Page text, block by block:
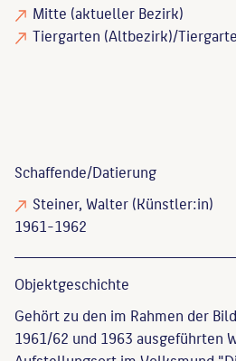
Mitte (aktueller Bezirk)
Tiergarten (Altbezirk)/
Schaffende/Datierung
Steiner, Walter(Künstler:in)
1961-1962
Objekt­geschichte
Gehört zu den im Rahmen der
1961/62 und 1963 ausgeführten